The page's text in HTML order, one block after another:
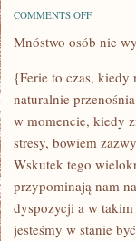
COMMENTS OFFON
OD
JAKIEGOŚ
Mnóstwo osób nie
{Ferie to czas,
naturalnie
w momencie, kiedy
stresy, bowiem
Wskutek tego
przypominają nam
dyspozycji a w
jesteśmy w stanie